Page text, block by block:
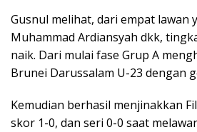
Gusnul melihat, dari empat lawan
Muhammad Ardiansyah dkk,
naik. Dari mulai fase Grup A
Brunei Darussalam U-23 dengan
Kemudian berhasil menjinakkan
skor 1-0, dan seri 0-0 saat